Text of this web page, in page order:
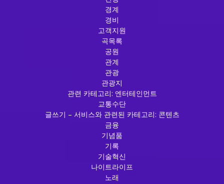
경계
경비
고객지원
곡목록
공원
관계
관광
관광지
관련 카테고리: 엔터테인먼트
교통수단
글쓰기 – 서비스와 관련된 카테고리: 콘텐츠
금융
기념품
기록
기술혁신
나이트라이프
노래